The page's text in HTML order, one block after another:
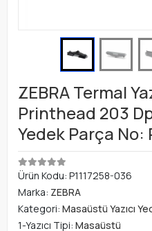
ZEBRA Termal
Printhead 203
Yedek Parça No:
Ürün Kodu: P1117258-036
Marka: ZEBRA
Kategori: Masaüstü Yazıcı
1-Yazıcı Tipi: Masaüstü